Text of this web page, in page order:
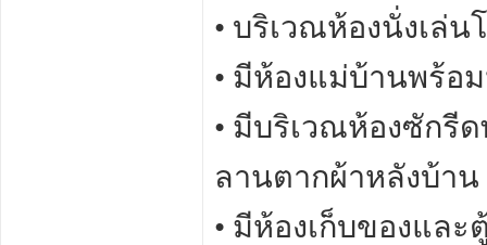
• บริเวณห้องนั่งเล่น
• มีห้องแม่บ้านพร้อ
• มีบริเวณห้องซักรี
ลานตากผ้าหลังบ้าน
• มีห้องเก็บของและ